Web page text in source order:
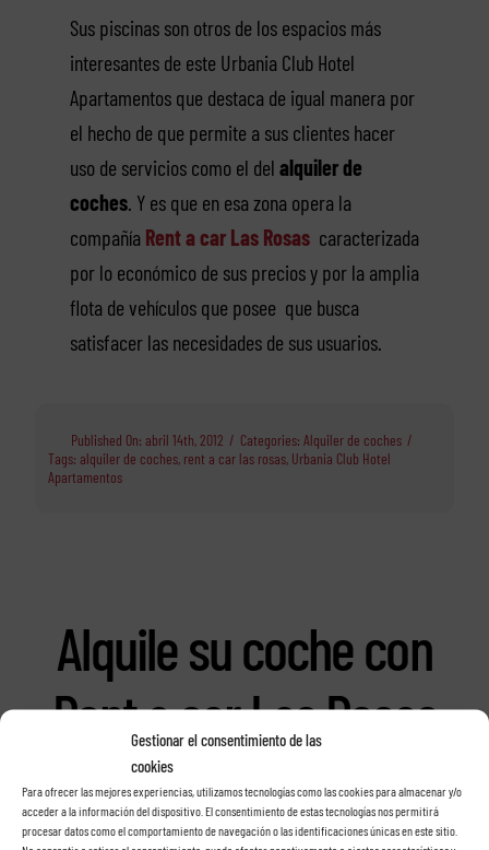
Gestionar el consentimiento de las
cookies
Para ofrecer las mejores experiencias, utilizamos tecnologías como las cookies para almacenar y/o
acceder a la información del dispositivo. El consentimiento de estas tecnologías nos permitirá
procesar datos como el comportamiento de navegación o las identificaciones únicas en este sitio.
Sus piscinas son otros de los espacios más
interesantes de este Urbania Club Hotel
Apartamentos que destaca de igual manera por
el hecho de que permite a sus clientes hacer
uso de servicios como el del alquiler de
coches. Y es que en esa zona opera la
compañía Rent a car Las Rosas caracterizada
por lo económico de sus precios y por la amplia
flota de vehículos que posee que busca
satisfacer las necesidades de sus usuarios.
Published On: abril 14th, 2012 / Categories: Alquiler de coches /
Tags: alquiler de coches, rent a car las rosas, Urbania Club Hotel
Apartamentos
Alquile su coche con
Rent a car Las Rosas
en Tenerife